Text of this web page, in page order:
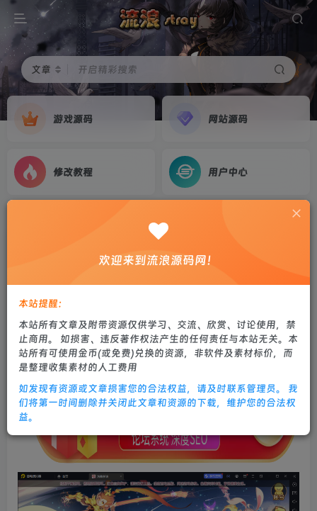
文章 开启精彩搜索
游戏源码 网站源码
修改教程 用户中心
+双端+多功能后台+教程
3年前更新
0 662 26
欢迎来到流浪源码网！
本站提醒：
本站所有文章及附带资源仅供学习、交流、欣赏、讨论使用，禁
止商用。 如损害、违反著作权法产生的任何责任与本站无关。本
站所有可使用金币(或免费)兑换的资源，非软件及素材标价，而
是整理收集素材的人工费用
如发现有资源或文章损害您的合法权益，请及时联系管理员。 我
们将第一时间删除并关闭此文章和资源的下载，维护您的合法权
益。